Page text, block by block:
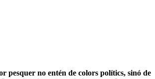
pesquer no entén de colors polítics, sinó de